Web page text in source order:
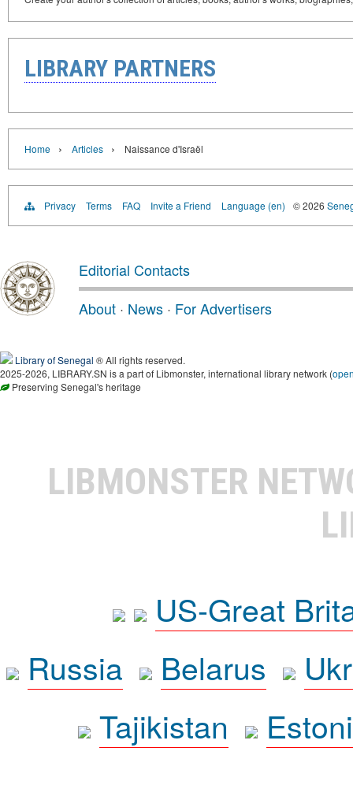
LIBRARY PARTNERS
Home › Articles › Naissance d'Israël
Privacy Terms FAQ Invite a Friend Language (en) © 2026
Editorial Contacts
About · News · For Advertisers
Library of Senegal ® All rights reserved.
2025-2026, LIBRARY.SN is a part of Libmonster, international library network (
Preserving Senegal's heritage
LIBMONSTER
US-Great
Russia
Belarus
Tajikistan